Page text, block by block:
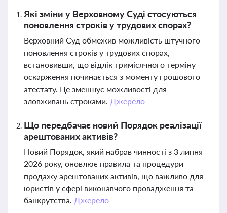
Які зміни у Верховному Суді стосуються
поновлення строків у трудових спорах?
Верховний Суд обмежив можливість штучного
поновлення строків у трудових спорах,
встановивши, що відлік тримісячного терміну
оскарження починається з моменту грошового
атестату. Це зменшує можливості для
зловживань строками. Джерело
Що передбачає новий Порядок реалізації
арештованих активів?
Новий Порядок, який набрав чинності з 3 липня
2026 року, оновлює правила та процедури
продажу арештованих активів, що важливо для
юристів у сфері виконавчого провадження та
банкрутства. Джерело